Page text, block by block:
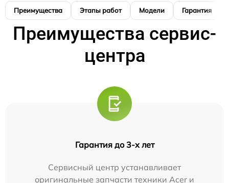
Преимущества Этапы работ Модели Гарантия
Преимущества сервис-
центра
Гарантия до 3-х лет
Сервисный центр устанавливает
оригинальные запчасти техники Acer и